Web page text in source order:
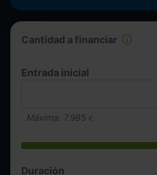
Cantidad a financiar
Entrada inicial
Máxima: 7.985 €
Duración